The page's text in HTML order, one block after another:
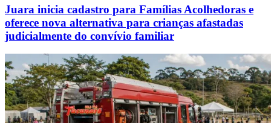
Juara inicia cadastro para Famílias Acolhedoras e
oferece nova alternativa para crianças afastadas
judicialmente do convívio familiar